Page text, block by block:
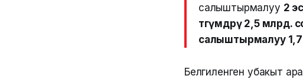
салыштырмалуу 2
төгүмдөрү 2,5 млрд.
салыштырмалуу 1,7
Белгиленген убакыт